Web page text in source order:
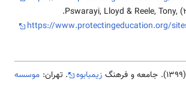
Pswarayi, Lloyd & Reele, Tony,
https://www.protectingeducation.org/
زیمبابوه . تهران: موسسه